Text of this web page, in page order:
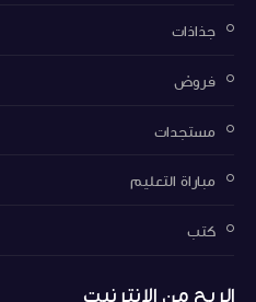
جذاذات
فروض
مستجدات
مباراة التعليم
كتب
الربح من الانترنيت